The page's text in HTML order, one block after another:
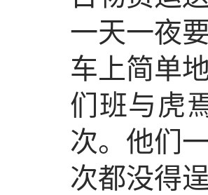
一天一夜
车上简单
们班与虎
次。他们
次都没得